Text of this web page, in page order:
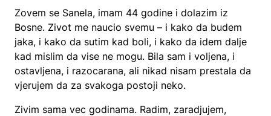
Zovem se Sanela, imam 44 godine i dolazim iz
Bosne. Zivot me naucio svemu – i kako da budem
jaka, i kako da sutim kad boli, i kako da idem dalje
kad mislim da vise ne mogu. Bila sam i voljena, i
ostavljena, i razocarana, ali nikad nisam prestala da
vjerujem da za svakoga postoji neko.
Zivim sama vec godinama. Radim, zaradjujem,